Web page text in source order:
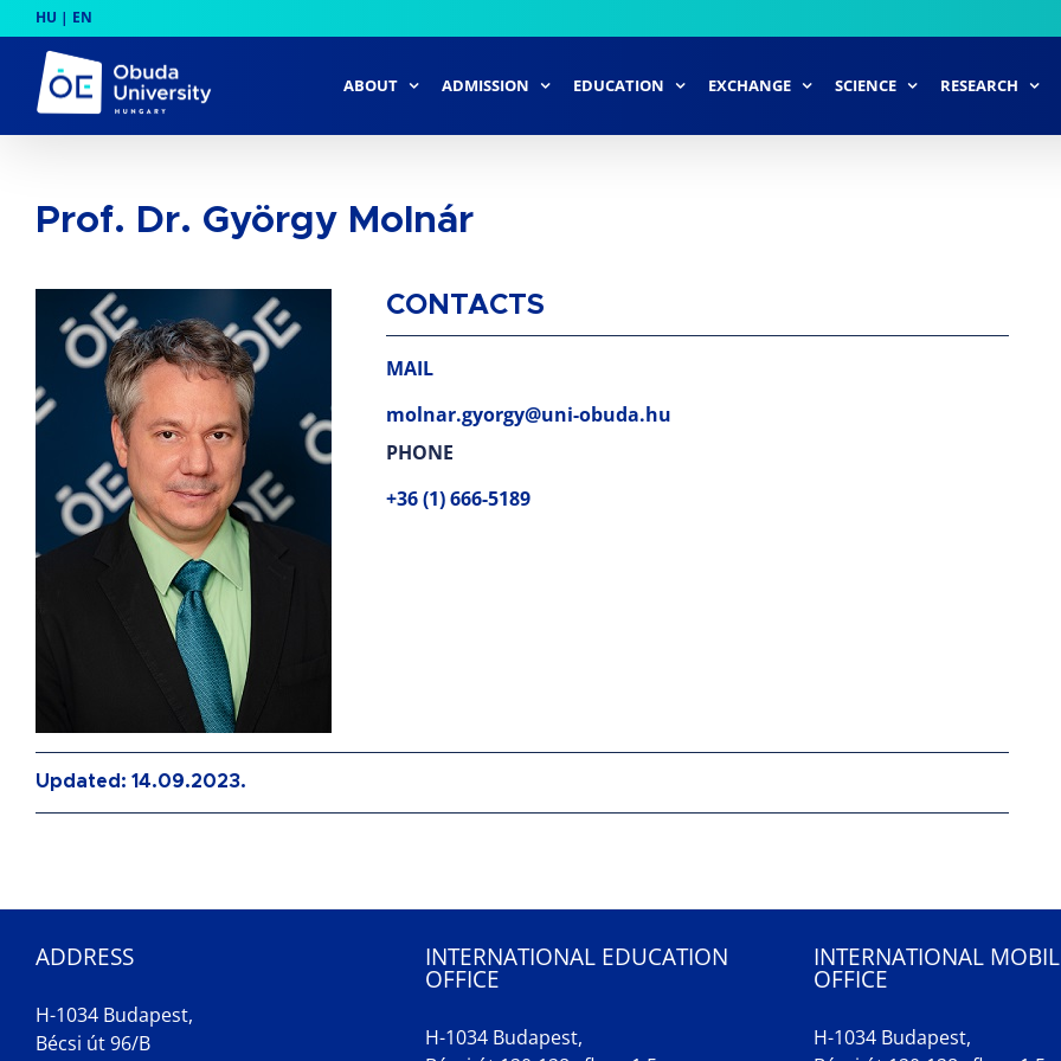
to
content
HU | EN
ABOUT ADMISSION EDUCATION EXCHANGE SCIENCE RESEARCH
Prof. Dr. György Molnár
CONTACTS
MAIL
molnar.gyorgy@uni-obuda.hu
PHONE
+36 (1) 666-5189
Updated: 14.09.2023.
ADDRESS
H-1034 Budapest,
Bécsi út 96/B
INTERNATIONAL EDUCATION
OFFICE
H-1034 Budapest,
INTERNATIONAL
OFFICE
H-1034 Budapest,